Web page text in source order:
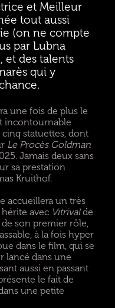
et Meilleur
tout aussi
(on ne compte
par Lubna
et des talents
qui y
une fois de plus le
incontournable
statuettes, dont
Le Procès Goldman
Jamais deux sans
sa prestation
Kruithof.
accueillera un très
hérite avec Vitrivalde
son premier rôle,
à la fois hyper
dans le film, qui se
lancé dans une
aussi en passant
le fait de
une petite